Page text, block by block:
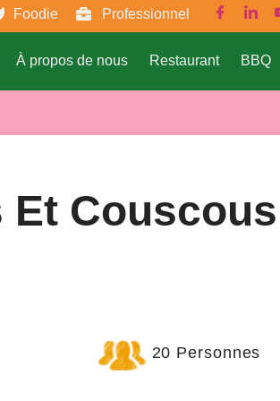
Foodie Professionnel
À propos de nous Restaurant BBQ
Et
20 Personnes